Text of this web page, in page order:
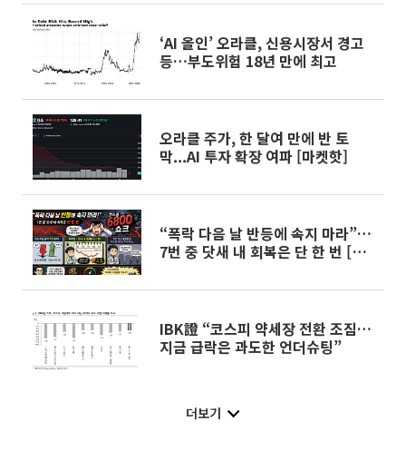
‘AI 올인’ 오라클, 신용시장서 경고
등…부도위험 18년 만에 최고
오라클 주가, 한 달여 만에 반 토
막...AI 투자 확장 여파 [마켓핫]
“폭락 다음 날 반등에 속지 마라”…
7번 중 닷새 내 회복은 단 한 번 [코
IBK證 “코스피 약세장 전환 조짐…
지금 급락은 과도한 언더슈팅”
더보기